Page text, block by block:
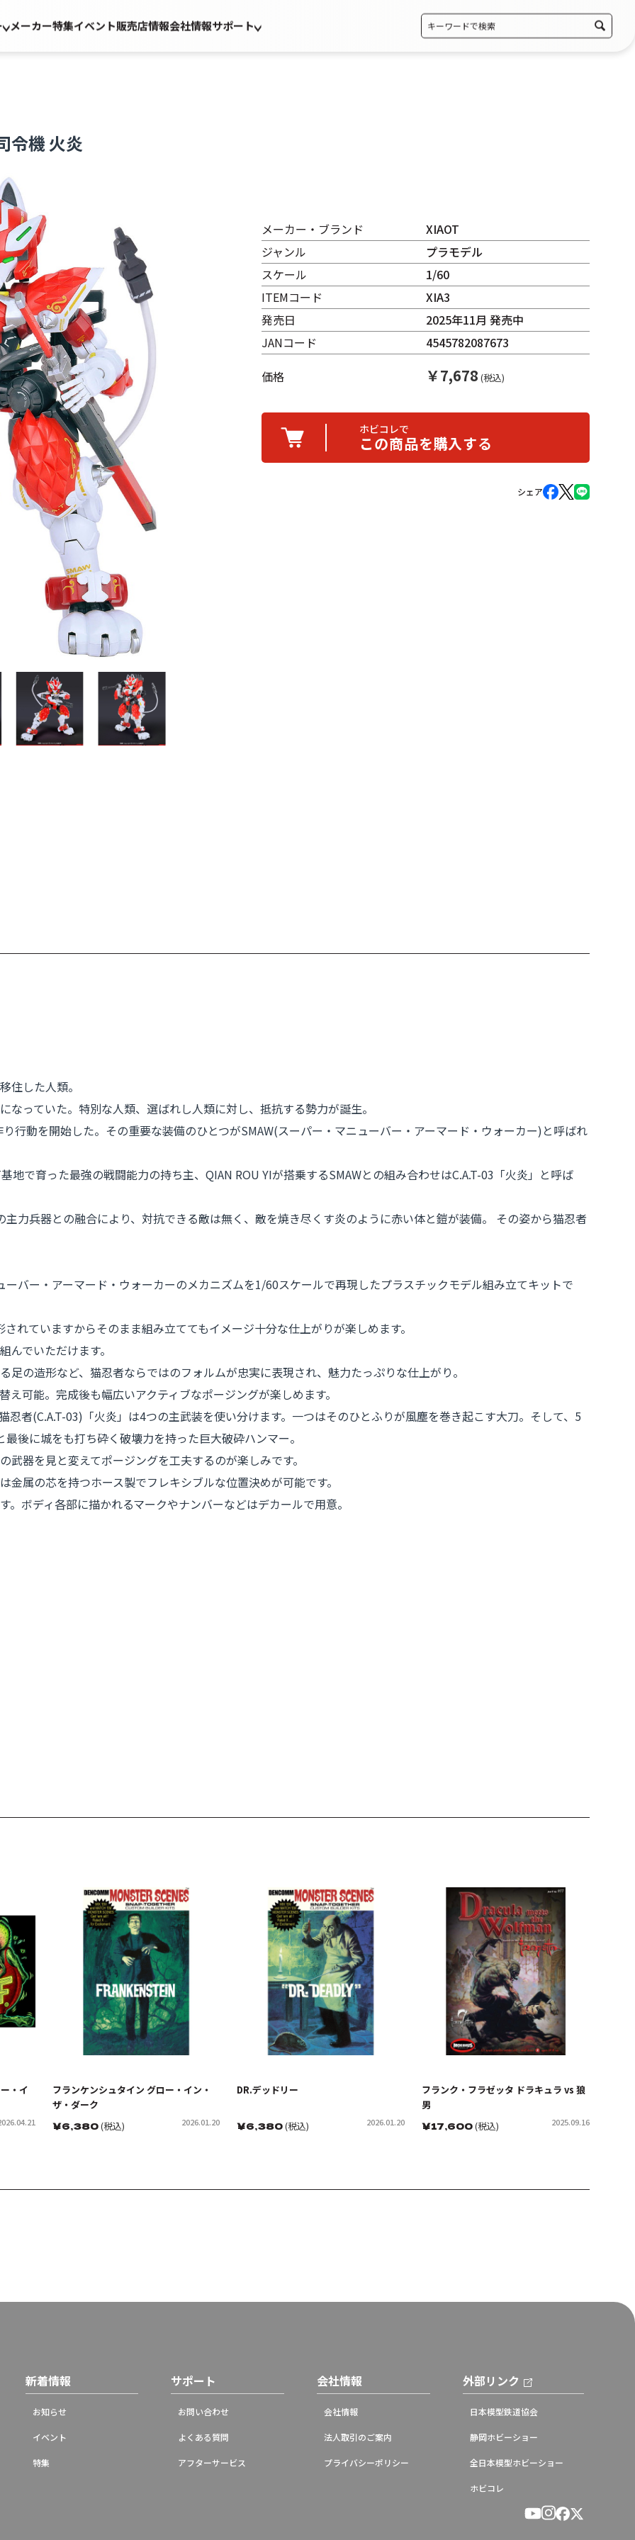
メーカー特集イベント販売店情報会社情報サポート
令機 火炎
メーカー・ブランド
XIAOT
ジャンル
プラモデル
スケール
1/60
ITEMコード
XIA3
発売日
2025年11月 発売中
JANコード
4545782087673
価格
￥7,678 (税込)
ホビコレで
この商品を購入する
シェア
住した人類。
っていた。特別な人類、選ばれし人類に対し、抵抗する勢力が誕生。
行動を開始した。その重要な装備のひとつがSMAW(スーパー・マニューバー・アーマード・ウォーカー)と呼ばれ
地で育った最強の戦闘能力の持ち主、QIAN ROU YIが搭乗するSMAWとの組み合わせはC.A.T-03「火炎」と呼ば
力兵器との融合により、対抗できる敵は無く、敵を焼き尽くす炎のように赤い体と鎧が装備。 その姿から猫忍者
バー・アーマード・ウォーカーのメカニズムを1/60スケールで再現したプラスチックモデル組み立てキットで
れていますからそのまま組み立ててもイメージ十分な仕上がりが楽しめます。
でいただけます。
の造形など、猫忍者ならではのフォルムが忠実に表現され、魅力たっぷりな仕上がり。
可能。完成後も幅広いアクティブなポージングが楽しめます。
者(C.A.T-03)「火炎」は4つの主武装を使い分けます。一つはそのひとふりが風塵を巻き起こす大刀。そして、5
後に城をも打ち砕く破壊力を持った巨大破砕ハンマー。
器を見と変えてポージングを工夫するのが楽しみです。
属の芯を持つホース製でフレキシブルな位置決めが可能です。
ボディ各部に描かれるマークやナンバーなどはデカールで用意。
・イ
フランケンシュタイン グロー・イン・
ザ・ダーク
￥6,380(税込) 2026.01.20
DR.デッドリー
￥6,380(税込) 2026.01.20
フランク・フラゼッタ ドラキュラ vs 狼
男
￥17,600(税込) 2025.09.16
新着情報
お知らせ
イベント
特集
サポート
お問い合わせ
よくある質問
アフターサービス
会社情報
会社情報
法人取引のご案内
プライバシーポリシー
外部リンク
日本模型鉄道協会
静岡ホビーショー
全日本模型ホビーショー
ホビコレ